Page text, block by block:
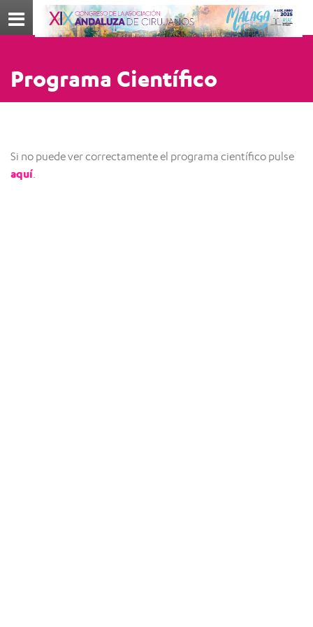
Menú
Programa Científico
Si no puede ver correctamente el programa científico pulse
aquí.